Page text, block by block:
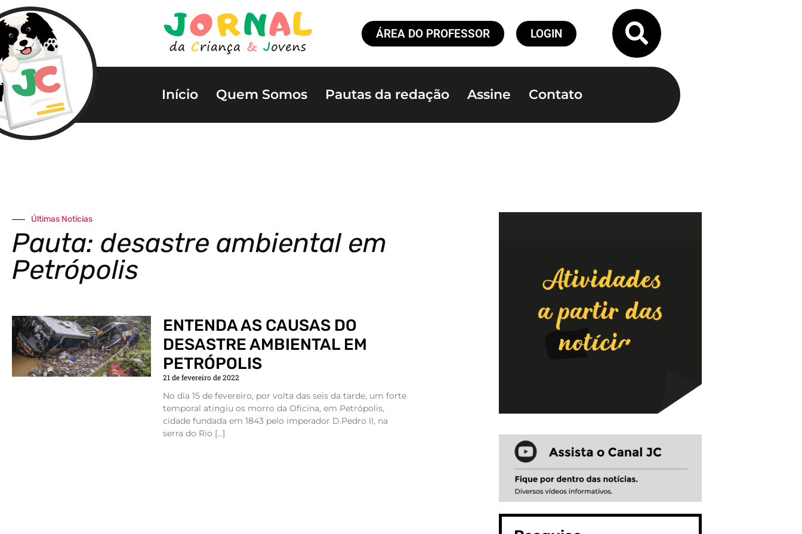
ÁREA DO PROFESSOR LOGIN
Início Quem Somos Pautas da redação Assine Contato
Últimas Notícias
Pauta: desastre ambiental em
Petrópolis
ENTENDA AS CAUSAS DO
DESASTRE AMBIENTAL EM
PETRÓPOLIS
21 de fevereiro de 2022
No dia 15 de fevereiro, por volta das seis da tarde, um forte
temporal atingiu os morro da Oficina, em Petrópolis,
cidade fundada em 1843 pelo imperador D.Pedro II, na
serra do Rio […]